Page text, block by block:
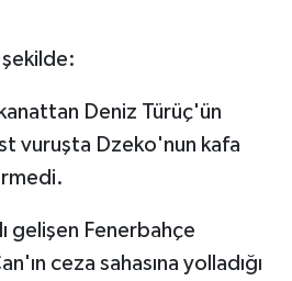
Deniz Türüç'ün
vuruşta Dzeko'nun kafa
gelişen Fenerbahçe
ceza sahasına yolladığı